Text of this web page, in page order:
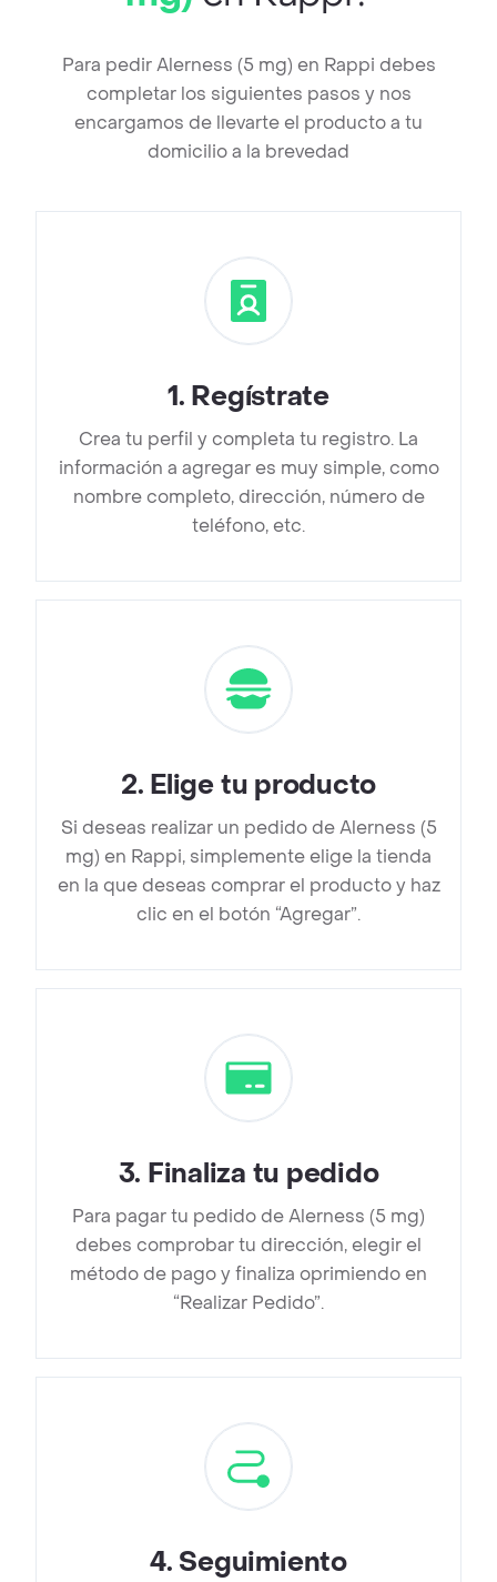
Para pedir Alerness (5 mg) en Rappi debes
completar los siguientes pasos y nos
encargamos de llevarte el producto a tu
domicilio a la brevedad
1. Regístrate
Crea tu perfil y completa tu registro. La
información a agregar es muy simple, como
nombre completo, dirección, número de
teléfono, etc.
2. Elige tu producto
Si deseas realizar un pedido de Alerness (5
mg) en Rappi, simplemente elige la tienda
en la que deseas comprar el producto y haz
clic en el botón “Agregar”.
3. Finaliza tu pedido
Para pagar tu pedido de Alerness (5 mg)
debes comprobar tu dirección, elegir el
método de pago y finaliza oprimiendo en
“Realizar Pedido”.
4. Seguimiento